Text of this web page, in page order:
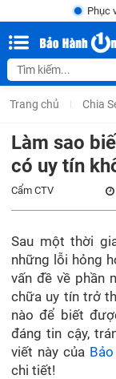
Phục
Trang chủ Chia
Làm sao
có uy tín
Cẩm CTV
Sau một thời
những lỗi hỏng
vấn đề về phần
chữa uy tín trở
nào để biết
đáng tin cậy,
viết này của
chi tiết!